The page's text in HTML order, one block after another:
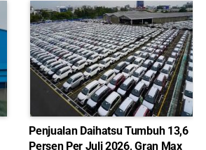
Penjualan Daihatsu Tumbuh 13,6
Persen Per Juli 2026, Gran Max